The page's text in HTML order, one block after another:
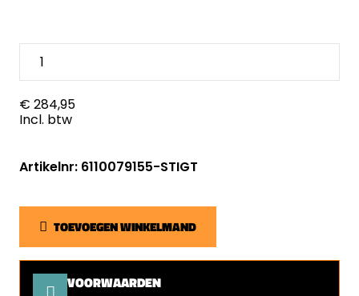
€ 284,95
Incl. btw
Artikelnr: 6110079155-STIGT
TOEVOEGEN WINKELMAND
VOORWAARDEN